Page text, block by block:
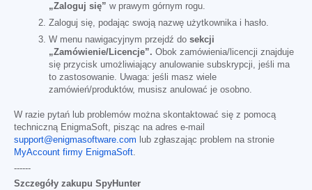
„Zaloguj się” w prawym górnym rogu.
Zaloguj się, podając swoją nazwę użytkownika i hasło.
W menu nawigacyjnym przejdź do sekcji
„Zamówienie/Licencje”. Obok zamówienia/licencji znajduje
się przycisk umożliwiający anulowanie subskrypcji, jeśli ma
to zastosowanie. Uwaga: jeśli masz wiele
zamówień/produktów, musisz anulować je osobno.
W razie pytań lub problemów można skontaktować się z pomocą
techniczną EnigmaSoft, pisząc na adres e-mail
support@enigmasoftware.com lub zgłaszając problem na stronie
MyAccount firmy EnigmaSoft.
------
Szczegóły zakupu SpyHunter